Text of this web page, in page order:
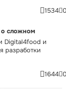
1534
о сложном
Digital4food и
разработки
1644